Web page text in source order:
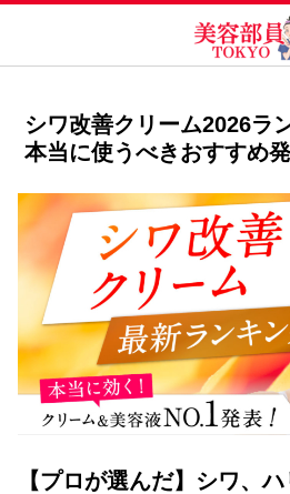
シワ改善クリーム2026ラ
本当に使うべきおすすめ発
【プロが選んだ】シワ、